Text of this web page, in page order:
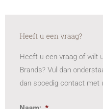
Heeft u een vraag?
Heeft u een vraag of wilt
Brands? Vul dan
dan spoedig contact met